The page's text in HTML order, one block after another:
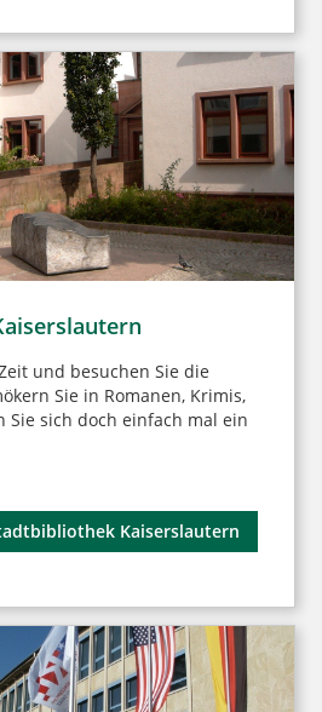
und besuchen Sie die
Sie in Romanen, Krimis,
Sie sich doch einfach mal ein
Kaiserslautern